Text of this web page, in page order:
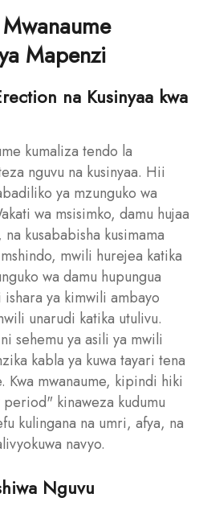
Mapenzi
na Kusinyaa kwa
kumaliza tendo la
nguvu na kusinyaa. Hii
ya mzunguko wa
wa msisimko, damu hujaa
kusababisha kusimama
mwili hurejea katika
wa damu hupungua
ya kimwili ambayo
unarudi katika utulivu.
sehemu ya asili ya mwili
kabla ya kuwa tayari tena
Kwa mwanaume, kipindi hiki
kinaweza kudumu
kulingana na umri, afya, na
navyo.
Nguvu